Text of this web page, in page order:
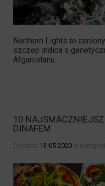
Northern Lights to
szczep indica o
Afganistanu.
10
DINAFEM
Dodano: 13-05-2020 w kategorii: